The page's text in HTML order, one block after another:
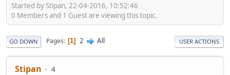
Started by Stipan, 22-04-2016, 10:52:46
0 Members and 1 Guest are viewing this topic.
GO DOWN Pages 1 2 All USER ACTIONS
Stipan 4